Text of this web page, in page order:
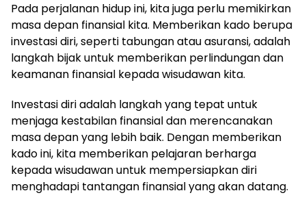
Pada perjalanan hidup ini, kita juga perlu memikirkan
masa depan finansial kita. Memberikan kado berupa
investasi diri, seperti tabungan atau asuransi, adalah
langkah bijak untuk memberikan perlindungan dan
keamanan finansial kepada wisudawan kita.
Investasi diri adalah langkah yang tepat untuk
menjaga kestabilan finansial dan merencanakan
masa depan yang lebih baik. Dengan memberikan
kado ini, kita memberikan pelajaran berharga
kepada wisudawan untuk mempersiapkan diri
menghadapi tantangan finansial yang akan datang.